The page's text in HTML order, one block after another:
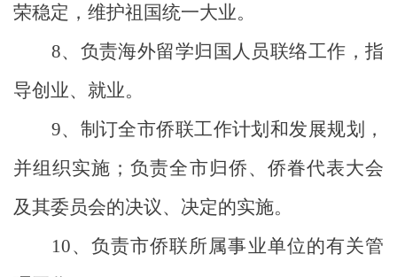
荣稳定，维护祖国统一大业。
8、 负责海外留学归国人员联络工作，指
导创业、就业。
9、 制订全市侨联工作计划和发展规划，
并组织实施；负责全市归侨、侨眷代表大会
及其委员会的决议、决定的实施。
10、 负责市侨联所属事业单位的有关管